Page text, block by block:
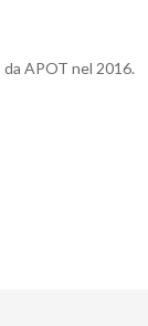
APOT nel 2016.